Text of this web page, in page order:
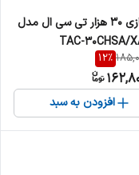
کولر گازی 30 هزار تی سی ال مدل
TAC-30CHSA/
12%
افزودن به سبد